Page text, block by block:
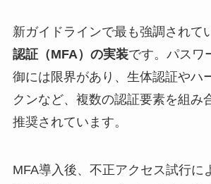
新ガイドラインで最も強調されて
認証（MFA）の実装です。パスワ
御には限界があり、生体認証やハ
クンなど、複数の認証要素を組み
推奨されています。
MFA導入後、不正アクセス試行に